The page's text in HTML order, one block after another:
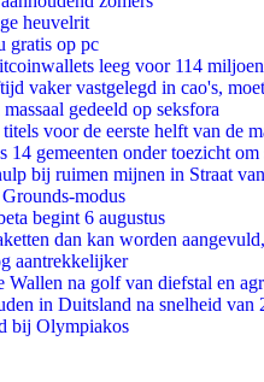
heuvelrit
gratis op pc
leeg voor 114
vaker vastgelegd in cao's,
gedeeld op seksfora
voor de eerste helft van de
14 gemeenten onder toezicht
bij ruimen mijnen in Straat
modus
begint 6 augustus
dan kan worden
aantrekkelijker
na golf van diefstal en
in Duitsland na snelheid van
bij Olympiakos